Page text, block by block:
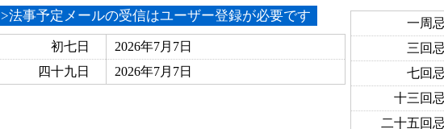
>法事予定メールの受信はユーザー登録が必要です
初七日
2026年7月7日
四十九日
2026年7月7日
一周忌
三回忌
七回忌
十三回忌
二十五回忌